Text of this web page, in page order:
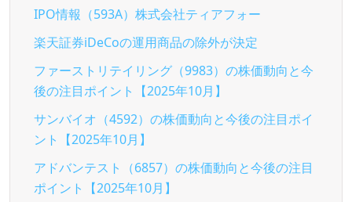
IPO情報（593A）株式会社ティアフォー
楽天証券iDeCoの運用商品の除外が決定
ファーストリテイリング（9983）の株価動向と今
後の注目ポイント【2025年10月】
サンバイオ（4592）の株価動向と今後の注目ポイ
ント【2025年10月】
アドバンテスト（6857）の株価動向と今後の注目
ポイント【2025年10月】